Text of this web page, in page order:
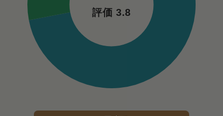
評価 3.8